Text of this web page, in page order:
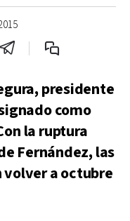
presidente
como
la ruptura
Fernández, las
volver a octubre